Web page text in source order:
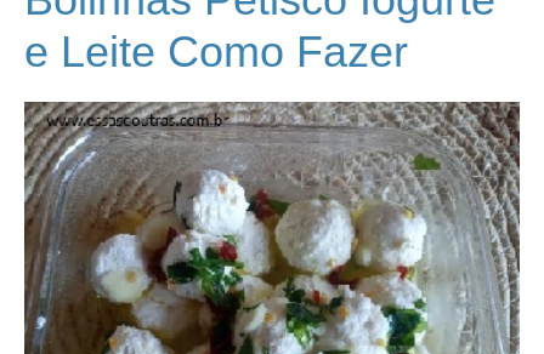
e Leite Como Fazer